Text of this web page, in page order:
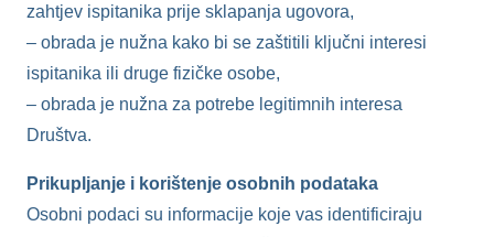
zahtjev ispitanika prije sklapanja ugovora,
– obrada je nužna kako bi se zaštitili ključni interesi
ispitanika ili druge fizičke osobe,
– obrada je nužna za potrebe legitimnih interesa
Društva.
Prikupljanje i korištenje osobnih podataka
Osobni podaci su informacije koje vas identificiraju